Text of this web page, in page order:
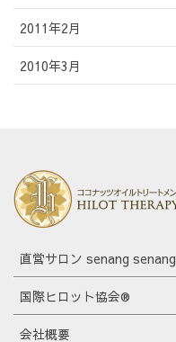
2011年2月
2010年3月
直営サロン senang senang
国際ヒロット協会®
会社概要